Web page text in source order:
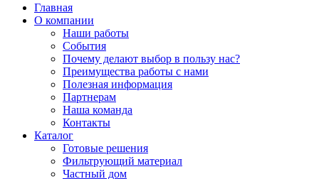
Главная
О компании
Наши работы
События
Почему делают выбор в пользу нас?
Преимущества работы с нами
Полезная информация
Партнерам
Наша команда
Контакты
Каталог
Готовые решения
Фильтрующий материал
Частный дом